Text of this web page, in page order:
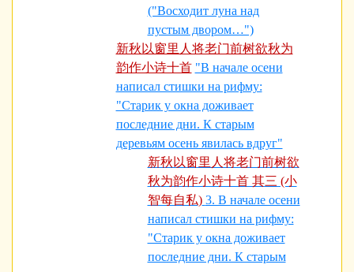
("Восходит луна над
пустым двором…")
新秋以窗里人将老门前树欲秋为
韵作小诗十首 "В начале осени
написал стишки на рифму:
"Старик у окна доживает
последние дни. К старым
деревьям осень явилась вдруг"
新秋以窗里人将老门前树欲
秋为韵作小诗十首 其三 (小
智每自私) 3. В начале осени
написал стишки на рифму:
"Старик у окна доживает
последние дни. К старым